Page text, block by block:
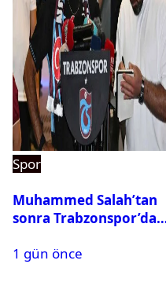
Spor
Muhammed Salah’tan
sonra Trabzonspor’dan
1 gün önce